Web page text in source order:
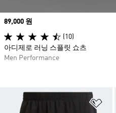
Price
89,000 원
(10)
아디제로 러닝 스플릿 쇼츠
Men Performance